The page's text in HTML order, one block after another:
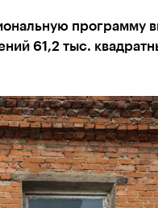
программу
61,2 тыс.